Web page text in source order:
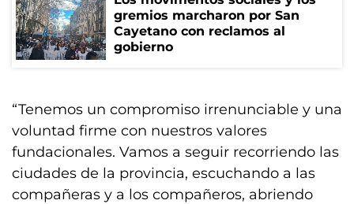
gremios marcharon por San
Cayetano con reclamos al
gobierno
“Tenemos un compromiso irrenunciable y una
voluntad firme con nuestros valores
fundacionales. Vamos a seguir recorriendo las
ciudades de la provincia, escuchando a las
compañeras y a los compañeros, abriendo